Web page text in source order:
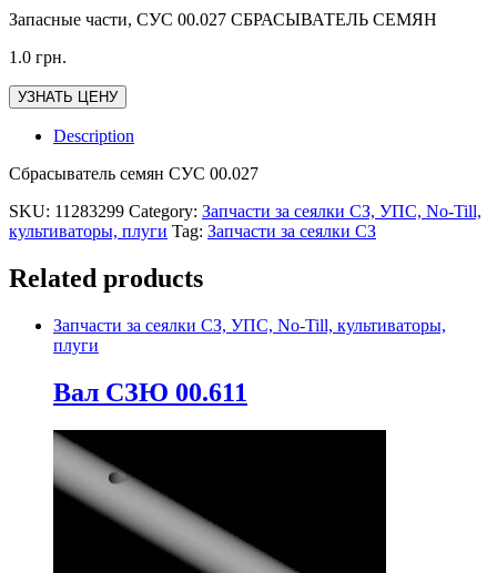
Запасные части, СУС 00.027 СБРАСЫВАТЕЛЬ СЕМЯН
1.0 грн.
УЗНАТЬ ЦЕНУ
Description
Сбрасыватель семян СУС 00.027
SKU: 11283299 Category: Запчасти за сеялки СЗ, УПС, No-Till,
культиваторы, плуги Tag: Запчасти за сеялки СЗ
Related products
Запчасти за сеялки СЗ, УПС, No-Till, культиваторы,
плуги
Вал СЗЮ 00.611